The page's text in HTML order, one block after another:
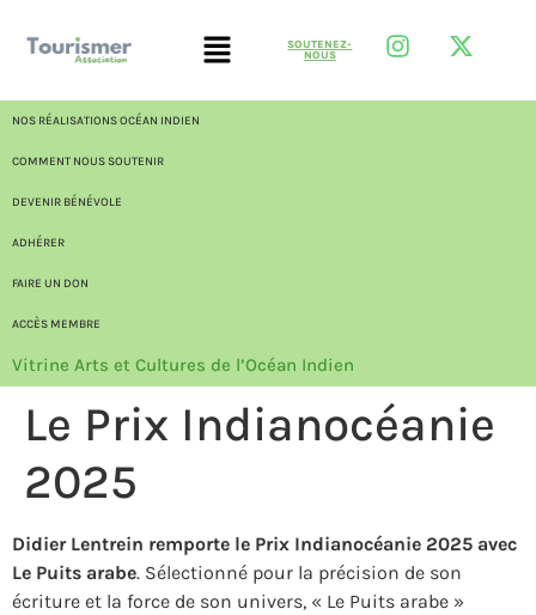
SOUTENEZ-
NOUS
NOS RÉALISATIONS OCÉAN INDIEN
COMMENT NOUS SOUTENIR
DEVENIR BÉNÉVOLE
ADHÉRER
FAIRE UN DON
ACCÈS MEMBRE
Vitrine Arts et Cultures de l’Océan Indien
Le Prix Indianocéanie
2025
Didier Lentrein remporte le Prix Indianocéanie 2025 avec
Le Puits arabe. Sélectionné pour la précision de son
écriture et la force de son univers, « Le Puits arabe »